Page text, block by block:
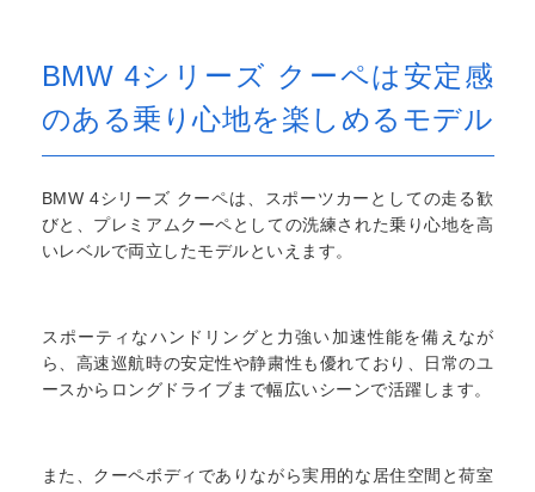
BMW 4シリーズ クーペは安定感
のある乗り心地を楽しめるモデル
BMW 4シリーズ クーペは、スポーツカーとしての走る歓
びと、プレミアムクーペとしての洗練された乗り心地を高
いレベルで両立したモデルといえます。
スポーティなハンドリングと力強い加速性能を備えなが
ら、高速巡航時の安定性や静粛性も優れており、日常のユ
ースからロングドライブまで幅広いシーンで活躍します。
また、クーペボディでありながら実用的な居住空間と荷室